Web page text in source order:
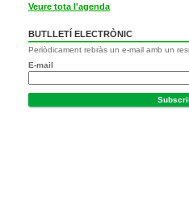
Veure tota l'agenda
BUTLLETÍ ELECTRÒNIC
Periòdicament rebràs un e-mail amb un
E-mail